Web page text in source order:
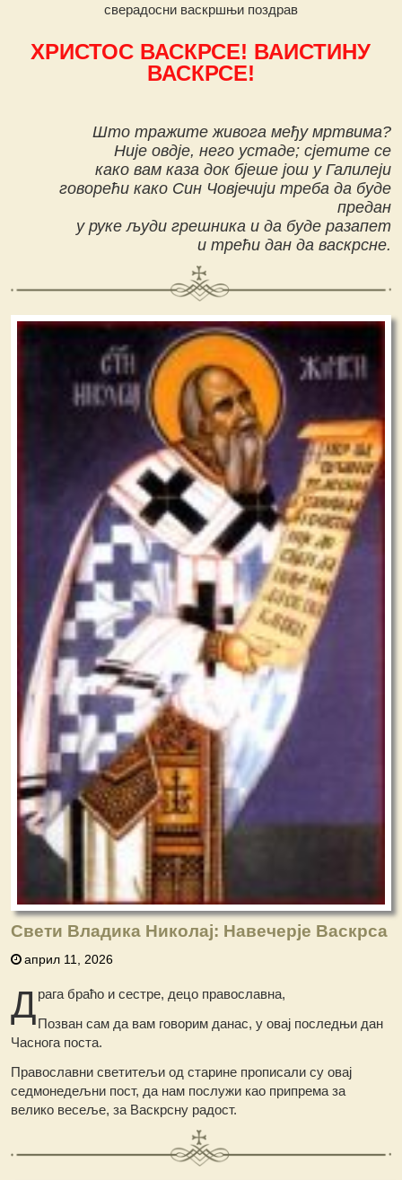
сверадосни васкршњи поздрав
ХРИСТОС ВАСКРСЕ! ВАИСТИНУ
ВАСКРСЕ!
Што тражите живога међу мртвима?
Није овдје, него устаде; сјетите се
како вам каза док бјеше још у Галилеји
говорећи како Син Човјечији треба да буде
предан
у руке људи грешника и да буде разапет
и трећи дан да васкрсне.
Свети Владика Николај: Навечерје Васкрса
април 11, 2026
Драга браћо и сестре, децо православна,
Позван сам да вам говорим данас, у овај последњи дан
Часнога поста.
Православни светитељи од старине прописали су овај
седмонедељни пост, да нам послужи као припрема за
велико весеље, за Васкрсну радост.